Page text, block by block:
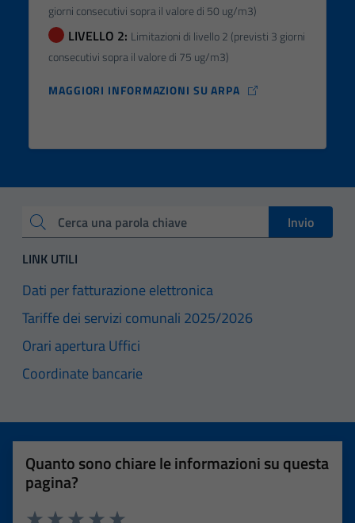
giorni consecutivi sopra il valore di 50 ug/m3)
LIVELLO 2: Limitazioni di livello 2 (previsti 3 giorni
consecutivi sopra il valore di 75 ug/m3)
MAGGIORI INFORMAZIONI SU ARPA
Cerca una parola chiave
Invio
LINK UTILI
Dati per fatturazione elettronica
Tariffe dei servizi comunali 2025/2026
Orari apertura Uffici
Coordinate bancarie
Quanto sono chiare le informazioni su questa
pagina?